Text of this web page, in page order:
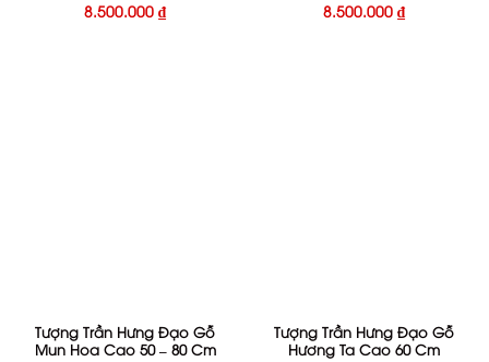
8.500.000 ₫ 8.500.000 ₫
Tượng Trần Hưng Đạo Gỗ
Mun Hoa Cao 50 – 80 Cm
Tượng Trần Hưng Đạo Gỗ
Hương Ta Cao 60 Cm